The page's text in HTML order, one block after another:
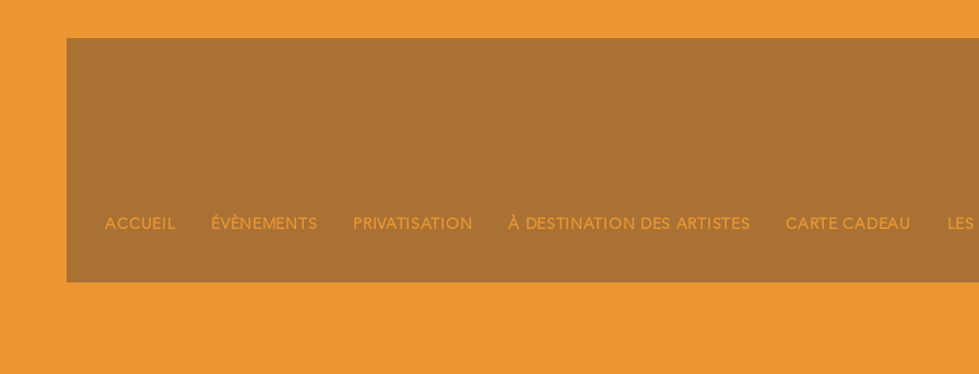
ACCUEIL ÉVÈNEMENTS PRIVATISATION À DESTINATION DES ARTISTES CARTE CADEAU